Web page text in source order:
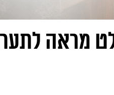
מראה